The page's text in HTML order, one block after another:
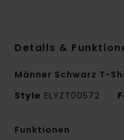
Details &
Männer Schwarz T-
Style ELYZT00572
Funktionen